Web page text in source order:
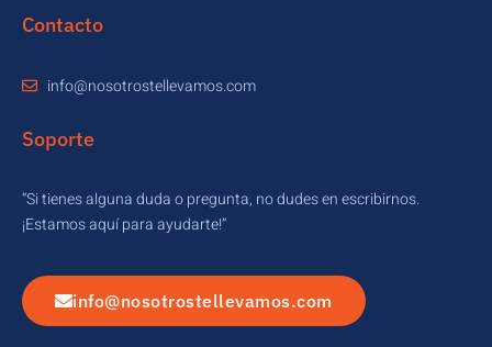
Contacto
info@nosotrostellevamos.com
Soporte
“Si tienes alguna duda o pregunta, no dudes en escribirnos.
¡Estamos aquí para ayudarte!”
info@nosotrostellevamos.com